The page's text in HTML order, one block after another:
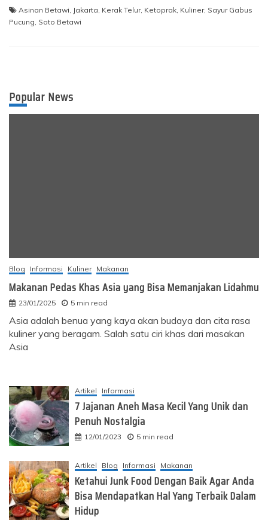
Asinan Betawi, Jakarta, Kerak Telur, Ketoprak, Kuliner, Sayur Gabus
Pucung, Soto Betawi
Popular News
Blog Informasi Kuliner Makanan
Makanan Pedas Khas Asia yang Bisa Memanjakan Lidahmu
23/01/2025 5 min read
Asia adalah benua yang kaya akan budaya dan cita rasa
kuliner yang beragam. Salah satu ciri khas dari masakan
Asia
Artikel Informasi
7 Jajanan Aneh Masa Kecil Yang Unik dan
Penuh Nostalgia
12/01/2023 5 min read
Artikel Blog Informasi Makanan
Ketahui Junk Food Dengan Baik Agar Anda
Bisa Mendapatkan Hal Yang Terbaik Dalam
Hidup